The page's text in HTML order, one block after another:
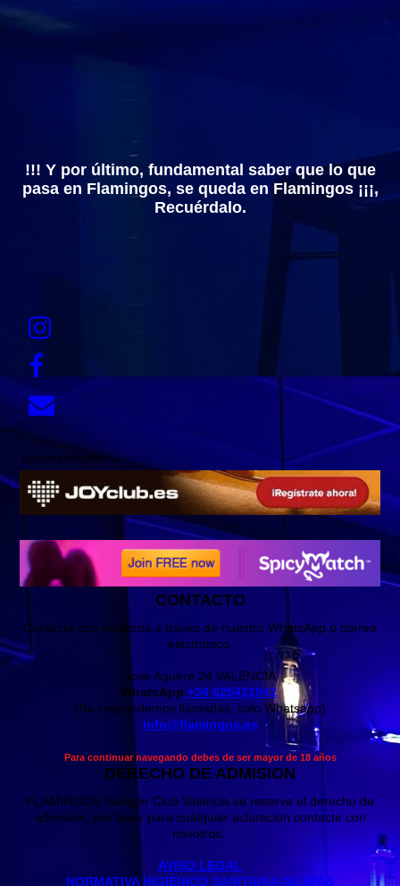
!!! Y por último, fundamental saber que lo que
pasa en Flamingos, se queda en Flamingos ¡¡¡,
Recuérdalo.
Enlaces amigos:
CONTACTO
Contacte con nosotros a través de nuestro WhatsApp ó correo
electrónico.
Jose Aguirre 24 VALENCIA
WhatsApp +34 625431942
(No respondemos llamadas, solo Whatsapp)
info@flamingos.es
Para continuar navegando debes de ser mayor de 18 años
DERECHO DE ADMISION
FLAMINGOS Swinger Club Valencia se reserva el derecho de
admisión, por favor para cualquier aclaración contacte con
nosotros.
AVISO LEGAL
NORMATIVA HIGIÉNICO SANITARIA DE SPAS